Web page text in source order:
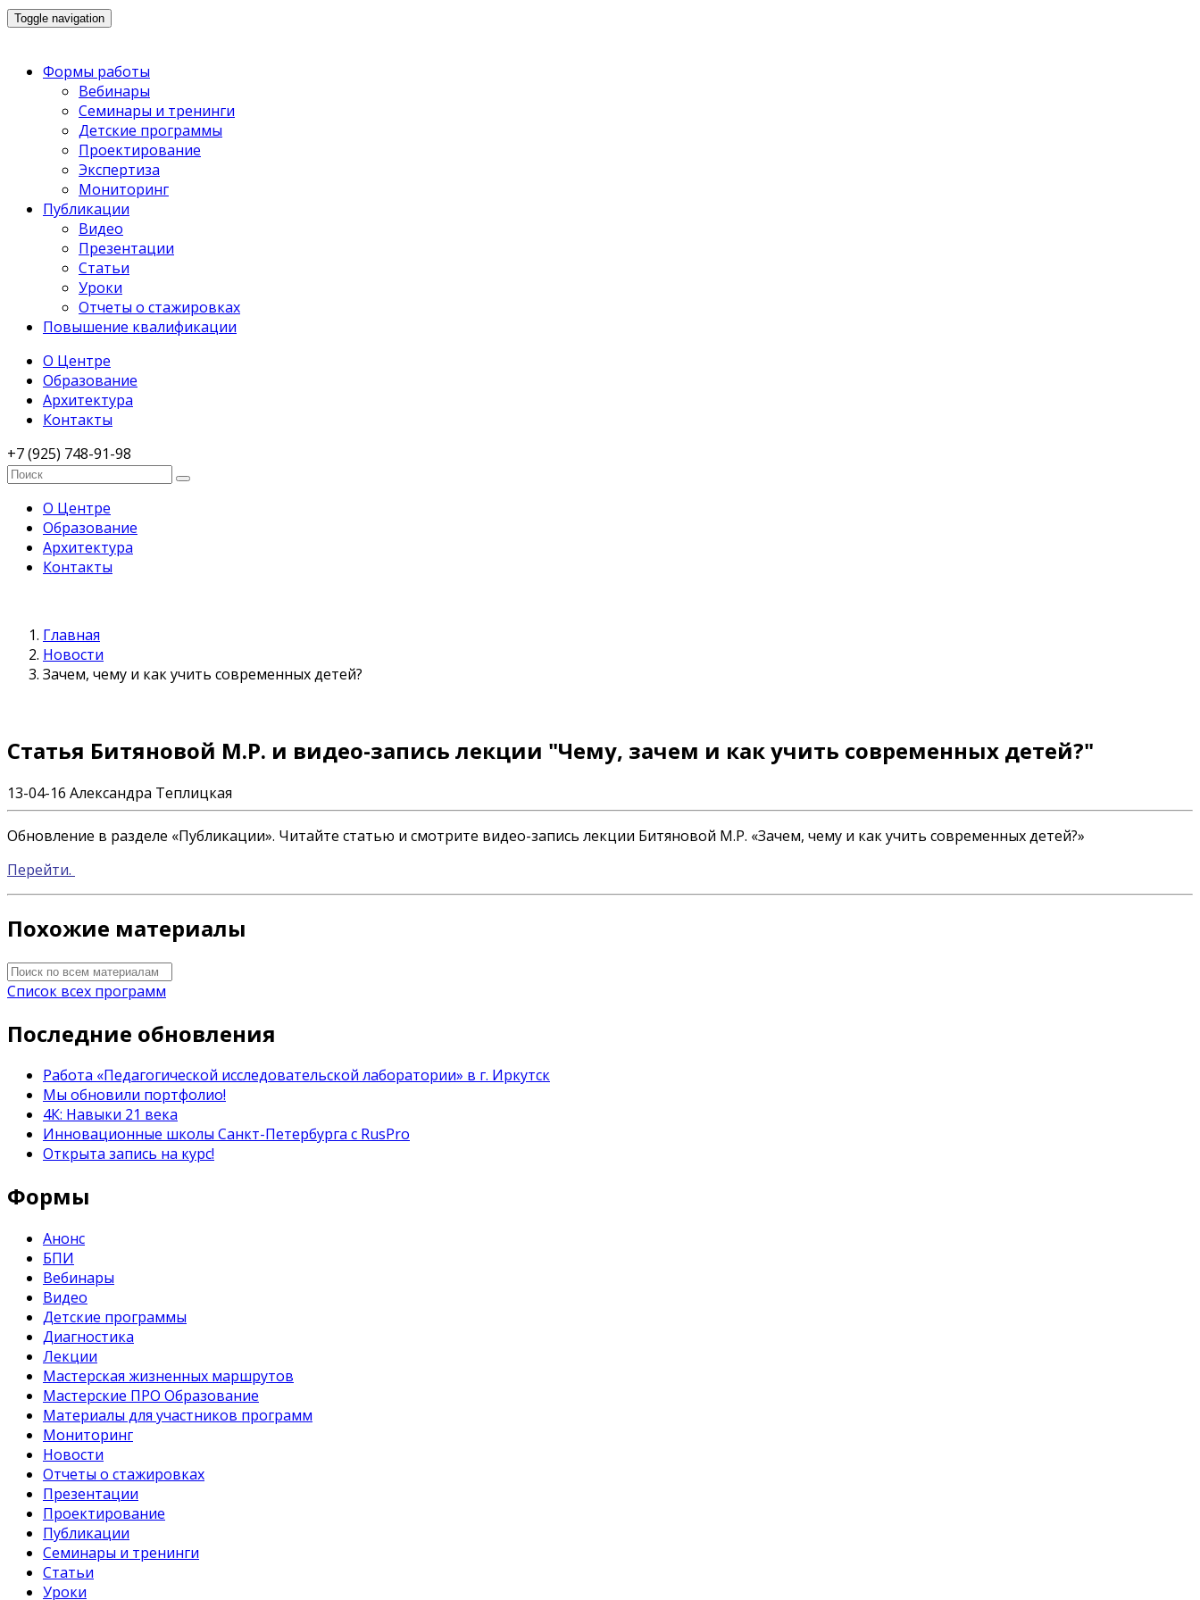
Toggle navigation
Формы работы
Вебинары
Семинары и тренинги
Детские программы
Проектирование
Экспертиза
Мониторинг
Публикации
Видео
Презентации
Статьи
Уроки
Отчеты о стажировках
Повышение квалификации
О Центре
Образование
Архитектура
Контакты
+7 (925) 748-91-98
О Центре
Образование
Архитектура
Контакты
Главная
Новости
Зачем, чему и как учить современных детей?
Статья Битяновой М.Р. и видео-запись лекции "Чему, зачем и как учить современных детей?"
13-04-16 Александра Теплицкая
Обновление в разделе «Публикации». Читайте статью и смотрите видео-запись лекции Битяновой М.Р. «Зачем, чему и как учить современных детей?»
Перейти.
Похожие материалы
Список всех программ
Последние обновления
Работа «Педагогической исследовательской лаборатории» в г. Иркутск
Мы обновили портфолио!
4К: Навыки 21 века
Инновационные школы Санкт-Петербурга с RusPro
Открыта запись на курс!
Формы
Анонс
БПИ
Вебинары
Видео
Детские программы
Диагностика
Лекции
Мастерская жизненных маршрутов
Мастерские ПРО Образование
Материалы для участников программ
Мониторинг
Новости
Отчеты о стажировках
Презентации
Проектирование
Публикации
Семинары и тренинги
Статьи
Уроки